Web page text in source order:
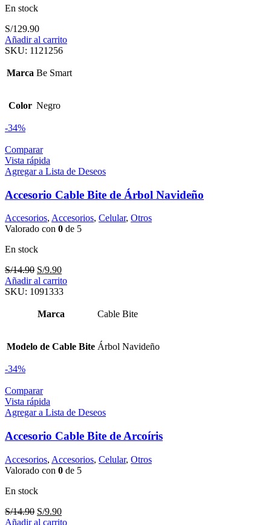
En stock
S/129.90
Añadir al carrito
SKU: 1121256
Marca Be Smart
Color Negro
-34%
Comparar
Vista rápida
Agregar a Lista de Deseos
Accesorio Cable Bite de Árbol Navideño
Accesorios, Accesorios, Celular, Otros
Valorado con 0 de 5
En stock
S/14.90 El
precio
original
S/14.90.
S/9.90El
precio
actual
S/9.90.
Añadir al carrito
SKU: 1091333
Marca Cable Bite
Modelo de Cable Bite Árbol Navideño
-34%
Comparar
Vista rápida
Agregar a Lista de Deseos
Accesorio Cable Bite de Arcoíris
Accesorios, Accesorios, Celular, Otros
Valorado con 0 de 5
En stock
S/14.90 El
precio
S/9.90El
precio
Añadir al carrito